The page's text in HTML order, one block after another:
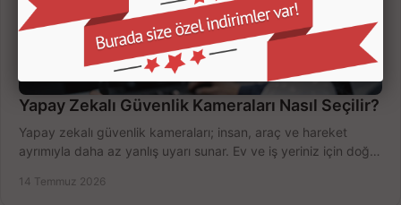
Yapay Zekalı Güvenlik Kameraları Nasıl Seçilir?
Yapay zekalı güvenlik kameraları; insan, araç ve hareket
ayrımıyla daha az yanlış uyarı sunar. Ev ve iş yeriniz için doğru
14 Temmuz 2026